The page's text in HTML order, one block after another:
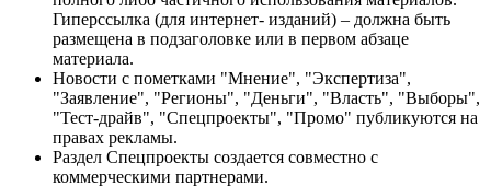
Гиперссылка (для интернет- изданий) – должна быть
размещена в подзаголовке или в первом абзаце
материала.
Новости с пометками "Мнение", "Экспертиза",
"Заявление", "Регионы", "Деньги", "Власть", "Выборы",
"Тест-драйв", "Спецпроекты", "Промо" публикуются на
правах рекламы.
Раздел Спецпроекты создается совместно с
коммерческими партнерами.